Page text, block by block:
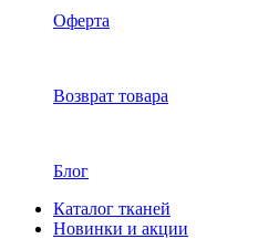
Оферта
Возврат товара
Блог
Каталог тканей
Новинки и акции